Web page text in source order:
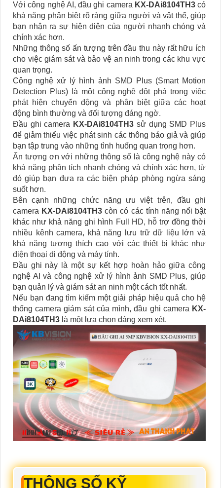
Với công nghệ AI, đầu ghi camera KX-DAi8104TH3có
khả năng phân biệt rõ ràng giữa người và vật thể, giúp
bạn nhận ra sự hiện diện của người nhanh chóng và
chính xác hơn.
Những thông số ấn tượng trên đầu thu này rất hữu ích
cho việc giám sát và bảo vệ an ninh trong các khu vực
quan trọng.
Công nghệ xử lý hình ảnh SMD Plus (Smart Motion
Detection Plus) là một công nghệ đột phá trong việc
phát hiện chuyển động và phân biệt giữa các hoạt
động bình thường và đối tượng đáng ngờ.
Đầu ghi camera KX-DAi8104TH3 sử dụng SMD Plus
để giảm thiểu việc phát sinh các thông báo giả và giúp
bạn tập trung vào những tình huống quan trọng hơn.
Ấn tượng ơn với những thông số là công nghệ này có
khả năng phân tích nhanh chóng và chính xác hơn, từ
đó giúp bạn đưa ra các biện pháp phòng ngừa sáng
suốt hơn.
Bên cạnh những chức năng ưu việt trên, đầu ghi
camera KX-DAi8104TH3 còn có các tính năng nổi bật
khác như khả năng ghi hình Full HD, hỗ trợ đồng thời
nhiều kênh camera, khả năng lưu trữ dữ liệu lớn và
khả năng tương thích cao với các thiết bị khác như
điện thoại di động và máy tính.
Đầu ghi này là một sự kết hợp hoàn hảo giữa công
nghệ AI và công nghệ xử lý hình ảnh SMD Plus, giúp
bạn quản lý và giám sát an ninh một cách tốt nhất.
Nếu bạn đang tìm kiếm một giải pháp hiệu quả cho hệ
thống camera giám sát của mình, đầu ghi camera KX-
DAi8104TH3 là một lựa chọn đáng xem xét.
THÔNG SỐ KỸ